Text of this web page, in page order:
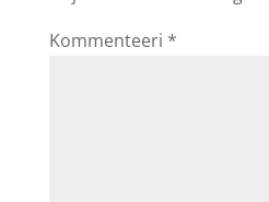
Kommenteeri *